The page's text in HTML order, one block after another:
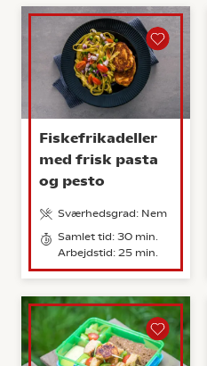
Fiskefrikadeller
med frisk pasta
og pesto
Sværhedsgrad: Nem
Samlet tid: 30 min.
Arbejdstid: 25 min.